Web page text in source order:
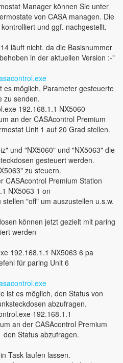
Manager können Sie unter
von CASA managen. Die
und ggf. nachgestellt.
läuft nicht. da die Basisnummer
in der aktuellen Version :-"
es möglich, Parameter gesteuerte
zu senden.
192.168.1.1 NX5060
an der CASAcontrol Premium
Unit 1 auf 20 Grad stellen.
und "NX5060" und "NX5063" die
gesteuert werden.
zu steuern.
CASAcontrol Premium Station
NX5063 1 on
"off" um auszustellen u.s.w.
können jetzt gezielt mit paring
werden
192.168.1.1 NX5063 6 pa
für paring Unit 6
ist es möglich, den Status von
abzufragen.
192.168.1.1
an der CASAcontrol Premium
den Status abzufragen.
Task laufen lassen.